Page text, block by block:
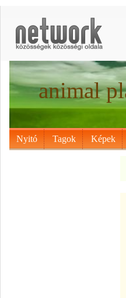
animal
Nyitó Tagok Képek